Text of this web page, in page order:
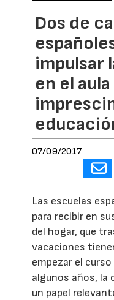
Dos de
impulsar
en el
07/09/2017
Las escuelas
para recibir en
del hogar, que
vacaciones
empezar el
algunos años, la
un papel